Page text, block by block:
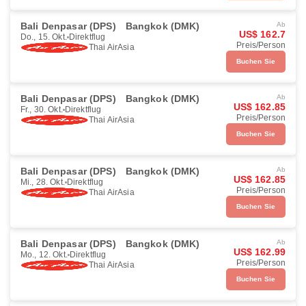
Bali Denpasar (DPS) Bangkok (DMK)
Do., 15. Okt. Direktflug
Thai AirAsia
Ab
US$ 162.7
Preis/Person
Buchen Sie
Bali Denpasar (DPS) Bangkok (DMK)
Fr., 30. Okt. Direktflug
Thai AirAsia
Ab
US$ 162.85
Preis/Person
Buchen Sie
Bali Denpasar (DPS) Bangkok (DMK)
Mi., 28. Okt. Direktflug
Thai AirAsia
Ab
US$ 162.85
Preis/Person
Buchen Sie
Bali Denpasar (DPS) Bangkok (DMK)
Mo., 12. Okt. Direktflug
Thai AirAsia
Ab
US$ 162.99
Preis/Person
Buchen Sie